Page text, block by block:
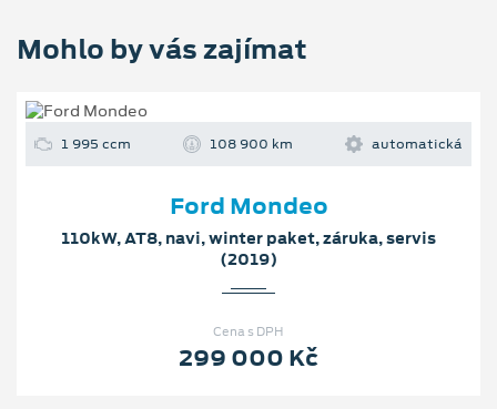
Mohlo by vás zajímat
1 995 ccm 108 900 km automatická
Ford Mondeo
110kW, AT8, navi, winter paket, záruka, servis
(2019)
Cena s DPH
299 000 Kč